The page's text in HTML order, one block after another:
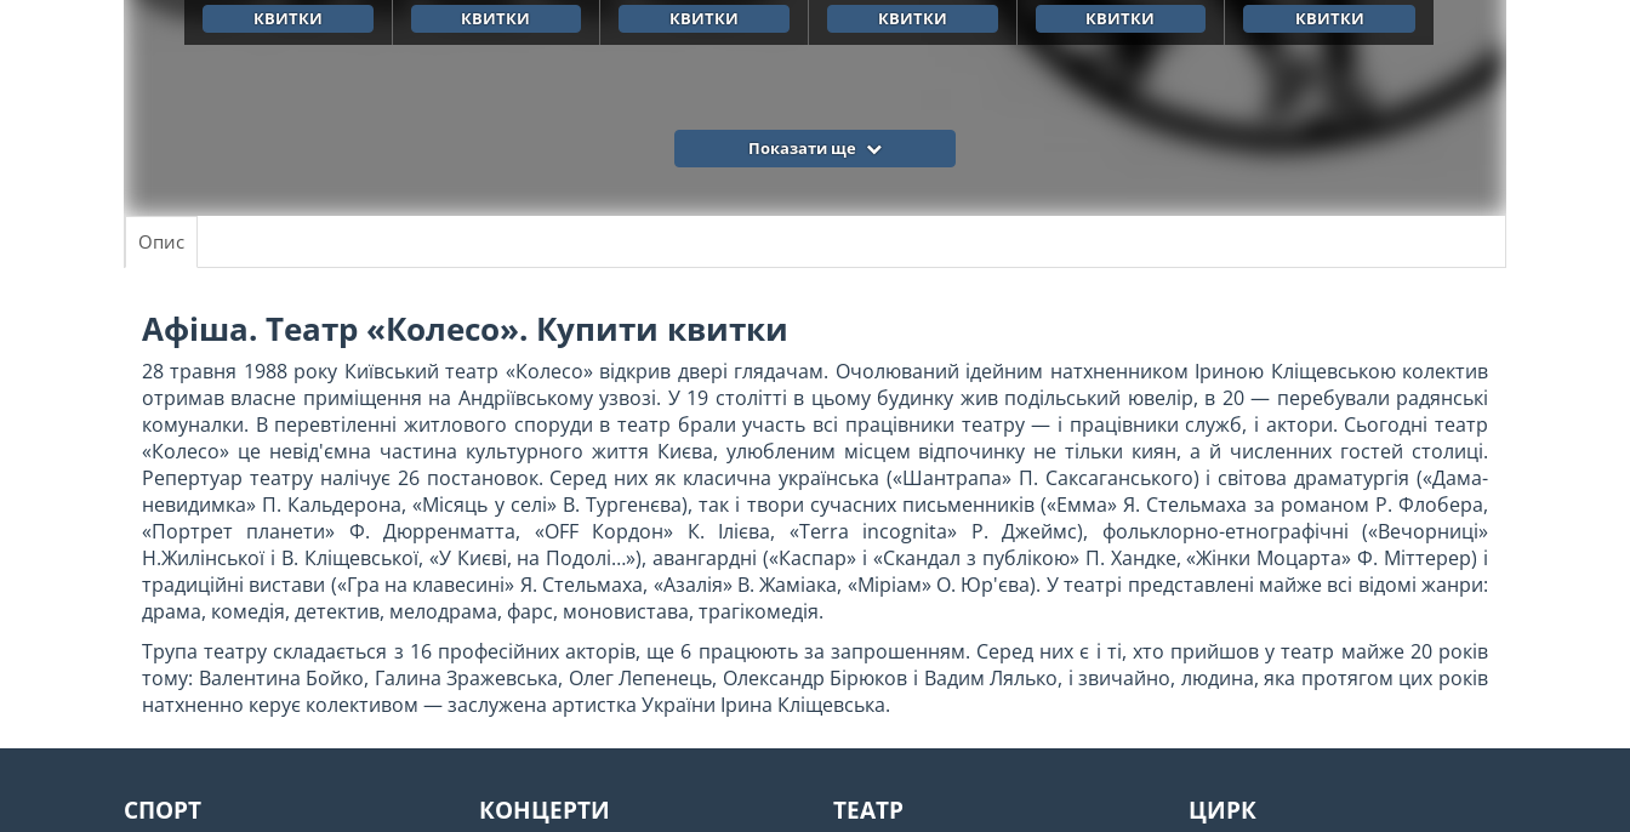
КВИТКИ КВИТКИ КВИТКИ КВИТКИ КВИТКИ КВИТКИ
Показати ще
Опис
Афіша. Театр «Колесо». Купити квитки
28 травня 1988 року Київський театр «Колесо» відкрив двері глядачам. Очолюваний ідейним натхненником Іриною Кліщевською колектив
отримав власне приміщення на Андріївському узвозі. У 19 столітті в цьому будинку жив подільський ювелір, в 20 — перебували радянські
комуналки. В перевтіленні житлового споруди в театр брали участь всі працівники театру — і працівники служб, і актори. Сьогодні театр
«Колесо» це невід'ємна частина культурного життя Києва, улюбленим місцем відпочинку не тільки киян, а й численних гостей столиці.
Репертуар театру налічує 26 постановок. Серед них як класична українська («Шантрапа» П. Саксаганського) і світова драматургія («Дама-
невидимка» П. Кальдерона, «Місяць у селі» В. Тургенєва), так і твори сучасних письменників («Емма» Я. Стельмаха за романом Р. Флобера,
«Портрет планети» Ф. Дюрренматта, «OFF Кордон» К. Ілієва, «Terra inсоgnita» Р. Джеймс), фольклорно-етнографічні («Вечорниці»
Н.Жилінської і В. Кліщевської, «У Києві, на Подолі…»), авангардні («Каспар» і «Скандал з публікою» П. Хандке, «Жінки Моцарта» Ф. Міттерер) і
традиційні вистави («Гра на клавесині» Я. Стельмаха, «Азалія» В. Жаміака, «Міріам» О. Юр'єва). У театрі представлені майже всі відомі жанри:
драма, комедія, детектив, мелодрама, фарс, моновистава, трагікомедія.
Трупа театру складається з 16 професійних акторів, ще 6 працюють за запрошенням. Серед них є і ті, хто прийшов у театр майже 20 років
тому: Валентина Бойко, Галина Зражевська, Олег Лепенець, Олександр Бірюков і Вадим Лялько, і звичайно, людина, яка протягом цих років
натхненно керує колективом — заслужена артистка України Ірина Кліщевська.
СПОРТ КОНЦЕРТИ ТЕАТР ЦИРК